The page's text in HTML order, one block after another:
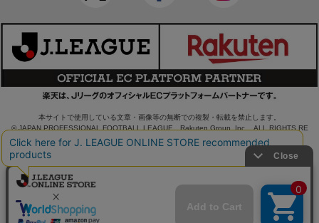
本サイトで使用している文章・画像等の無断での複製・転載を禁止します。
© JAPAN PROFESSIONAL FOOTBALL LEAGUE Rakuten Group, Inc. ALL RIGHTS RE
SERVED.